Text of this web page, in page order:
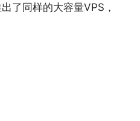
了同样的大容量VPS，